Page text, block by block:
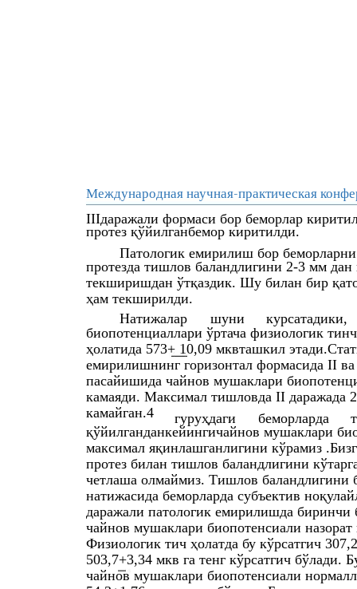
Международная научная-практическая
IIIдаражали формаси бор беморлар
протез қўйилганбемор киритилди.
Патологик емирилиш бор
протезда тишлов баландлигини 2-3 мм
текширишдан ўтқаздик. Шу билан бир
ҳам текширилди.
Натижалар
шуни
курсатадики,
биопотенциаллари ўртача физиологик
ҳолатида 573+ 10,09 мквташкил
емирилишнинг горизонтал формасида II
пасайишида чайнов мушаклари
камаяди. Максимал тишловда II даражада
камайган.4
гуруҳдаги беморларда
қўйилганданкейингичайнов мушаклари
максимал яқинлашганлигини кўрамиз
протез билан тишлов баландлигини
четлаша олмаймиз. Тишлов
натижасида беморларда субъектив
даражали патологик емирилишда биринчи
чайнов мушаклари биопотенсиали
Физиологик тич ҳолатда бу кўрсатгич
503,7+3,34 мкв га тенг кўрсатгич
чайнов мушаклари биопотенсиали